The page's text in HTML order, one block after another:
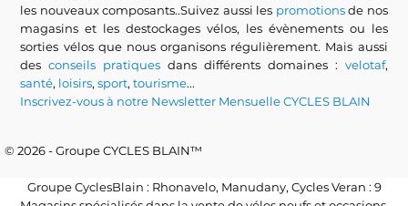
les nouveaux composants..Suivez aussi les promotionsde nos
magasins et les destockages vélos, les évènements ou les
sorties vélos que nous organisons régulièrement. Mais aussi
desconseils pratiques dans différents domaines : velotaf,
santé, loisirs,sport,tourisme...
Inscrivez-vous à notre Newsletter Mensuelle CYCLES BLAIN
© 2026 - Groupe CYCLES BLAIN™
Groupe CyclesBlain : Rhonavelo, Manudany, Cycles Veran : 9